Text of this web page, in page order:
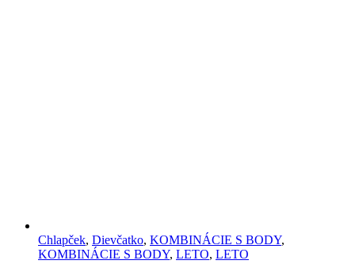
Chlapček, Dievčatko, KOMBINÁCIE S BODY,
KOMBINÁCIE S BODY, LETO, LETO